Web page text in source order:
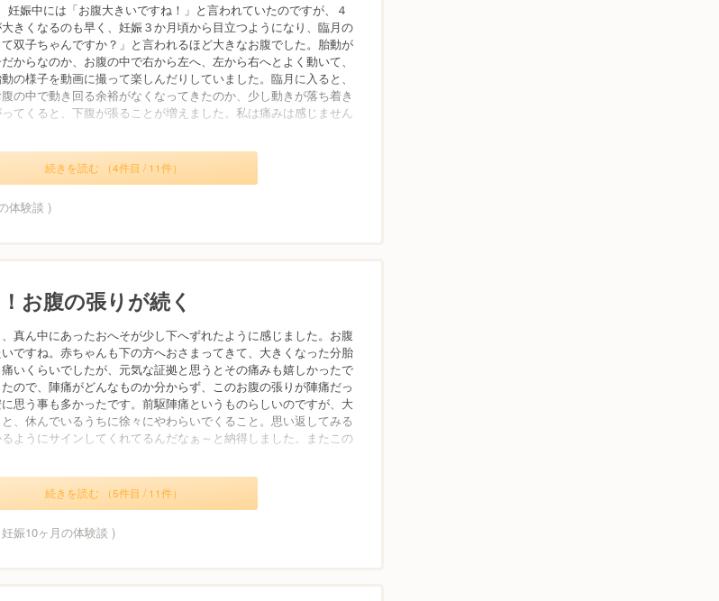
妊娠中には「お腹大きいですね！」と言われていたのですが、４
きくなるのも早く、妊娠３か月頃から目立つようになり、臨月の
双子ちゃんですか？」と言われるほど大きなお腹でした。胎動が
からなのか、お腹の中で右から左へ、左から右へとよく動いて、
の様子を動画に撮って楽しんだりしていました。臨月に入ると、
の中で動き回る余裕がなくなってきたのか、少し動きが落ち着き
てくると、下腹が張ることが増えました。私は痛みは感じません
続きを読む （4件目 / 11件）
体験談 )
お腹の張りが続く
真ん中にあったおへそが少し下へずれたように感じました。お腹
ですね。赤ちゃんも下の方へおさまってきて、大きくなった分胎
いくらいでしたが、元気な証拠と思うとその痛みも嬉しかったで
ので、陣痛がどんなものか分からず、このお腹の張りが陣痛だっ
思う事も多かったです。前駆陣痛というものらしいのですが、大
、休んでいるうちに徐々にやわらいでくること。思い返してみる
ようにサインしてくれてるんだなぁ～と納得しました。またこの
続きを読む （5件目 / 11件）
娠10ヶ月の体験談 )